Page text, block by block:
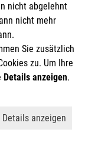
nicht abgelehnt
nicht mehr
Sie zusätzlich
zu. Um Ihre
Details anzeigen.
ab
Cookies
Details anzeigen